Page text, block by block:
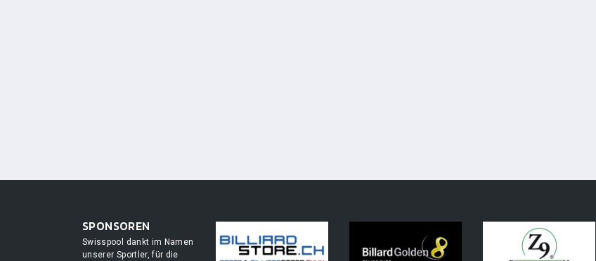
SPONSOREN
Swisspool dankt im Namen
unserer Sportler, für die